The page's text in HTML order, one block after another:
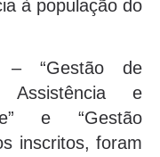
à população do
– “Gestão de
Assistência e
e “Gestão
inscritos, foram